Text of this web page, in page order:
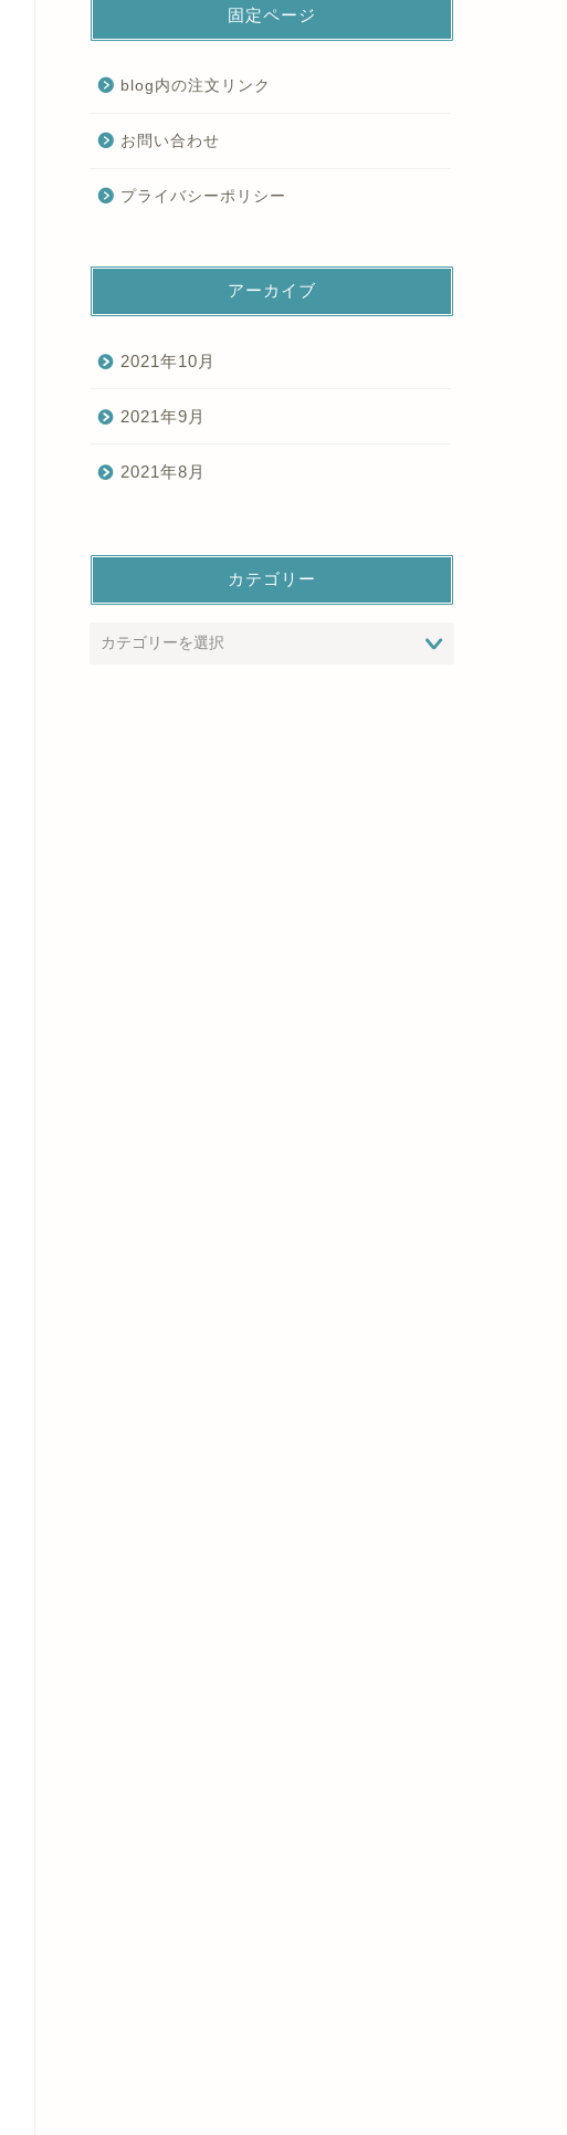
固定ページ
blog内の注文リンク
お問い合わせ
プライバシーポリシー
アーカイブ
2021年10月
2021年9月
2021年8月
カテゴリー